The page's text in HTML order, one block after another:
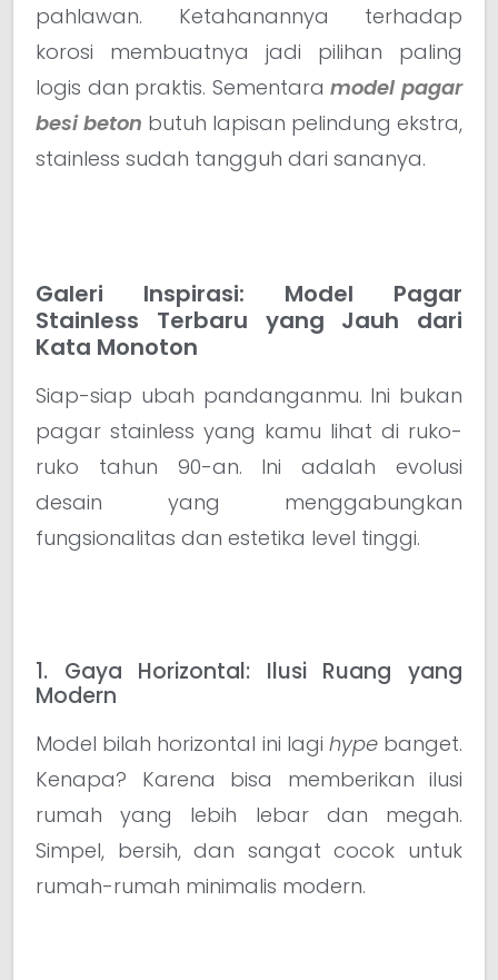
pahlawan. Ketahanannya terhadap
korosi membuatnya jadi pilihan paling
logis dan praktis. Sementaramodel pagar
besi beton butuh lapisan pelindung ekstra,
stainless sudah tangguh dari sananya.
Galeri Inspirasi: Model Pagar
Stainless Terbaru yang Jauh dari
Kata Monoton
Siap-siap ubah pandanganmu. Ini bukan
pagar stainless yang kamu lihat di ruko-
ruko tahun 90-an. Ini adalah evolusi
desain yang menggabungkan
fungsionalitas dan estetika level tinggi.
1. Gaya Horizontal: Ilusi Ruang yang
Modern
Model bilah horizontal ini lagi hypebanget.
Kenapa? Karena bisa memberikan ilusi
rumah yang lebih lebar dan megah.
Simpel, bersih, dan sangat cocok untuk
rumah-rumah minimalis modern.